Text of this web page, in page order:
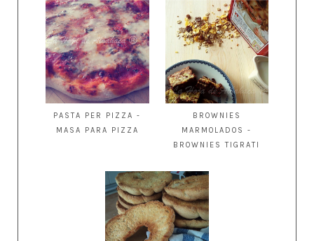
PASTA PER PIZZA -
MASA PARA PIZZA
BROWNIES
MARMOLADOS -
BROWNIES TIGRATI